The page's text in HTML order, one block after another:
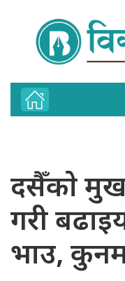
दसैँकाे
गरी
भाउ,